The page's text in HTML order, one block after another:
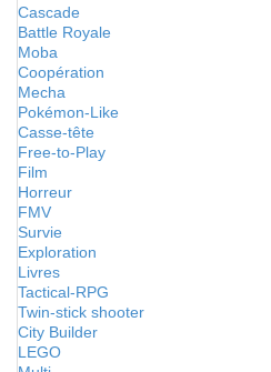
Cascade
Battle Royale
Moba
Coopération
Mecha
Pokémon-Like
Casse-tête
Free-to-Play
Film
Horreur
FMV
Survie
Exploration
Livres
Tactical-RPG
Twin-stick shooter
City Builder
LEGO